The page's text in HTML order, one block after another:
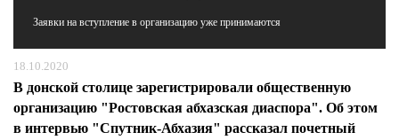
Заявки на вступление в организацию уже принимаются
18.10.2020
В донской столице зарегистрировали общественную
организацию "Ростовская абхазская диаспора". Об этом
в интервью "Спутник-Абхазия" рассказал почетный